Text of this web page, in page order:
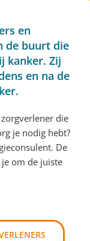
en
de buurt die
kanker. Zij
en na de
die
je nodig hebt?
De
om de juiste